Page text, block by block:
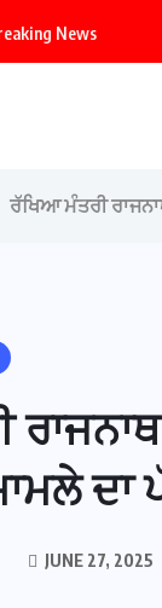
News
ਰੱਖਿਆ ਮੰਤਰੀ
ਦਾ
JUNE 27, 2025